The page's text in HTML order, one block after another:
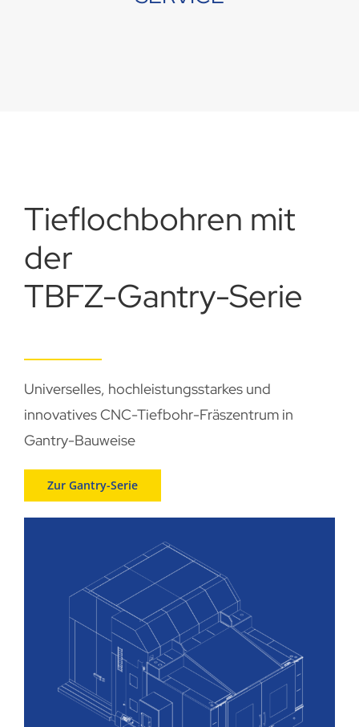
Tiefloch­bohren mit
der
TBFZ-Gantry-Serie
Universelles, hochleistungsstarkes und
innovatives CNC-Tiefbohr-Fräszentrum in
Gantry-Bauweise
Zur Gantry-Serie